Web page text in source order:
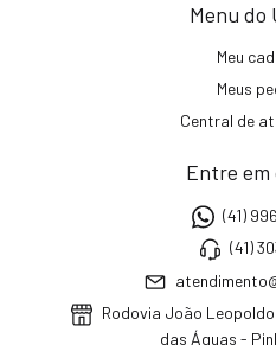
Menu do
Meu
Meus
Central de
Entre
(41)
(41)
Rodovia João Leopoldo
das Águas -